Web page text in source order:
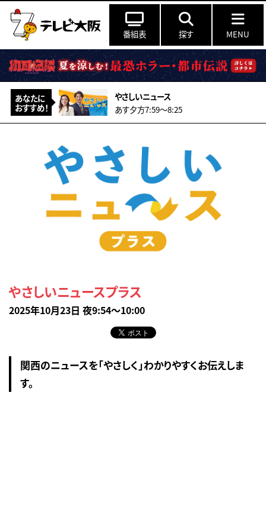
番組表 探す MENU
あなたに
おすすめ！
やさしいニュース
あす夕方7:59〜8:25
やさしいニュースプラス
2025年10月23日 夜9:54～10:00
関西のニュースを「やさしく」わかりやすくお伝えしま
す。